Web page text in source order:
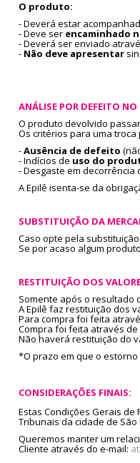
O produto:
- Deverá estar
- Deve ser encaminhado
- Deverá ser enviado
- Não deve apresentar
ANÁLISE POR DEFEITO
O produto devolvido
Os critérios para uma
-Ausência de defeito
- Indícios de uso do
- Desgaste em decorrência
A Epilê isenta-se da
SUBSTITUIÇÃO DA
Caso opte pela
Se por acaso algum
RESTITUIÇÃO DOS
Somente após o resultado
A Epilê faz restituição dos
Para compra foi feita
Compra foi feita através
Não haverá restituição do
*O prazo em que o
CONSIDERAÇÕES FINAIS:
Estas Condições Gerais
Tribunais da cidade de
Queremos manter um
Cliente através do e-mail: